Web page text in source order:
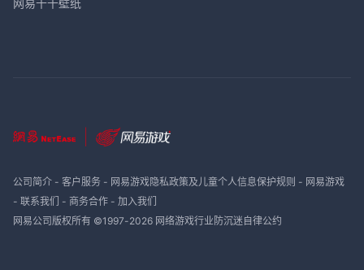
公司简介- 客户服务- 网易游戏隐私政策及儿童个人信息保护规则 - 网易游戏
- 联系我们 - 商务合作- 加入我们
网易公司版权所有 ©1997-2026 网络游戏行业防沉迷自律公约